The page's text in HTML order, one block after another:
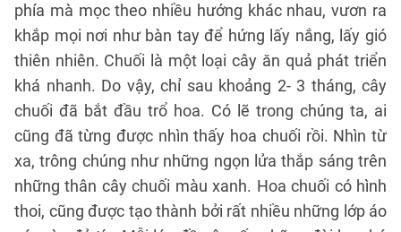
phía mà mọc theo nhiều hướng khác nhau, vươn ra
khắp mọi nơi như bàn tay để hứng lấy nắng, lấy gió
thiên nhiên. Chuối là một loại cây ăn quả phát triển
khá nhanh. Do vậy, chỉ sau khoảng 2- 3 tháng, cây
chuối đã bắt đầu trổ hoa. Có lẽ trong chúng ta, ai
cũng đã từng được nhìn thấy hoa chuối rồi. Nhìn từ
xa, trông chúng như những ngọn lửa thắp sáng trên
những thân cây chuối màu xanh. Hoa chuối có hình
thoi, cũng được tạo thành bởi rất nhiều những lớp áo